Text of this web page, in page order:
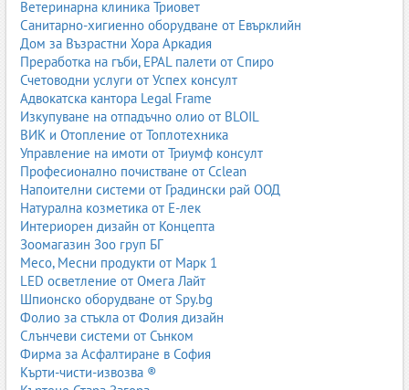
Ветеринарна клиника Триовет
Санитарно-хигиенно оборудване от Евърклийн
Дом за Възрастни Хора Аркадия
Преработка на гъби, EPAL палети от Спиро
Счетоводни услуги от Успех консулт
Адвокатска кантора Legal Frame
Изкупуване на отпадъчно олио от BLOIL
ВИК и Отопление от Топлотехника
Управление на имоти от Триумф консулт
Професионално почистване от Cclean
Напоителни системи от Градински рай ООД
Натурална козметика от Е-лек
Интериорен дизайн от Концепта
Зоомагазин Зоо груп БГ
Месо, Месни продукти от Марк 1
LED осветление от Омега Лайт
Шпионско оборудване от Spy.bg
Фолио за стъкла от Фолия дизайн
Слънчеви системи от Сънком
Фирма за Асфалтиране в София
Кърти-чисти-извозва ®